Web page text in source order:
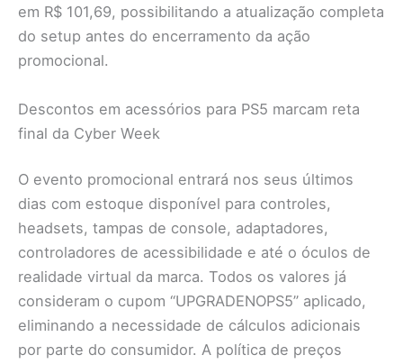
em R$ 101,69, possibilitando a atualização completa
do setup antes do encerramento da ação
promocional.
Descontos em acessórios para PS5 marcam reta
final da Cyber Week
O evento promocional entrará nos seus últimos
dias com estoque disponível para controles,
headsets, tampas de console, adaptadores,
controladores de acessibilidade e até o óculos de
realidade virtual da marca. Todos os valores já
consideram o cupom “UPGRADENOPS5” aplicado,
eliminando a necessidade de cálculos adicionais
por parte do consumidor. A política de preços